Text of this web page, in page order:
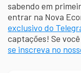
sabendo em
entrar na Nova
exclusivo do
captações! Se
se inscreva no